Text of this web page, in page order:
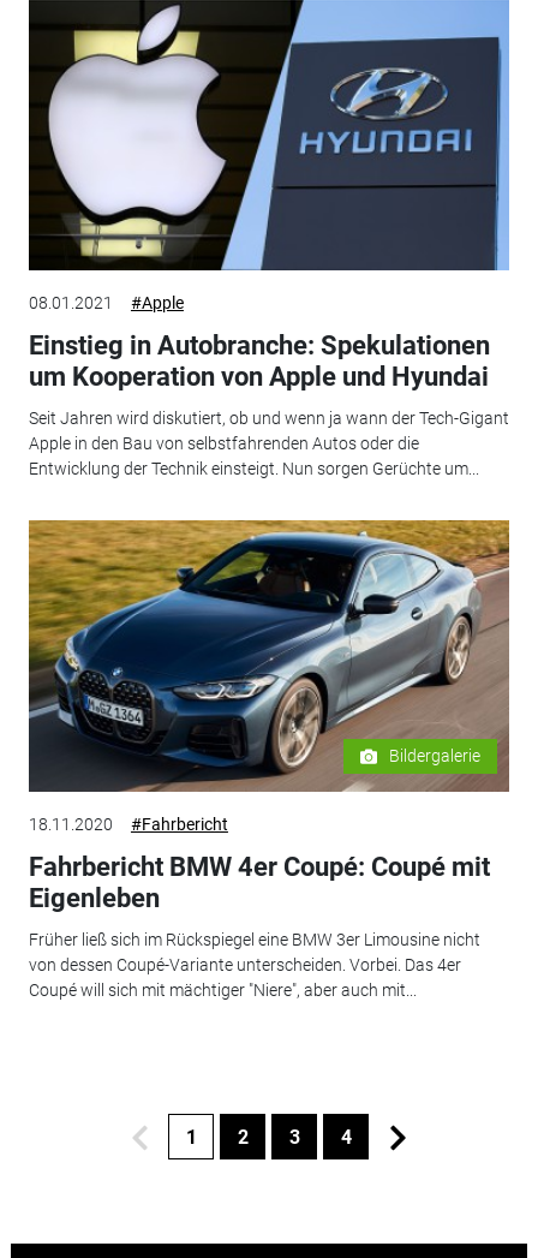
08.01.2021 #Apple
Einstieg in Autobranche: Spekulationen
um Kooperation von Apple und Hyundai
Seit Jahren wird diskutiert, ob und wenn ja wann der Tech-Gigant
Apple in den Bau von selbstfahrenden Autos oder die
Entwicklung der Technik einsteigt. Nun sorgen Gerüchte um...
Bildergalerie
18.11.2020 #Fahrbericht
Fahrbericht BMW 4er Coupé: Coupé mit
Eigenleben
Früher ließ sich im Rückspiegel eine BMW 3er Limousine nicht
von dessen Coupé-Variante unterscheiden. Vorbei. Das 4er
Coupé will sich mit mächtiger "Niere", aber auch mit...
1 2 3 4